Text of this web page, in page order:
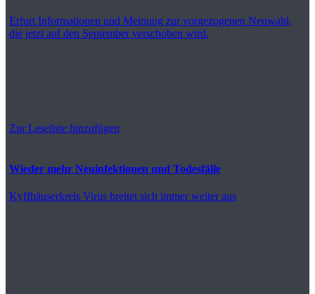
Erfurt Informationen und Meinung zur vorgezogenen Neuwahl,
die jetzt auf den September verschoben wird.
Zur Leseliste hinzufügen
Wieder mehr Neuinfektionen und Todesfälle
Kyffhäuserkreis Virus breitet sich immer weiter aus